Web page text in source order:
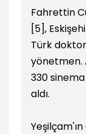
Fahrettin
[5],
Türk
yönetmen.
330
aldı.